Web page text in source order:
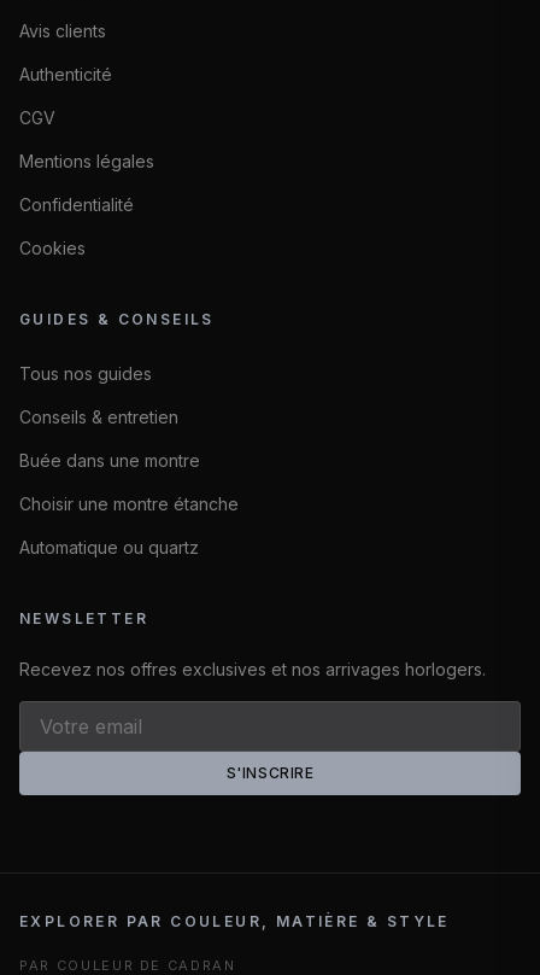
Avis clients
Authenticité
CGV
Mentions légales
Confidentialité
Cookies
GUIDES & CONSEILS
Tous nos guides
Conseils & entretien
Buée dans une montre
Choisir une montre étanche
Automatique ou quartz
NEWSLETTER
Recevez nos offres exclusives et nos arrivages horlogers.
S'INSCRIRE
EXPLORER PAR COULEUR, MATIÈRE & STYLE
PAR COULEUR DE CADRAN